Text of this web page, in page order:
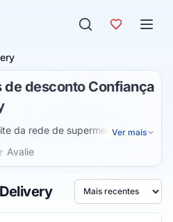
de desconto Confiança
da rede de supermercados
paulistas de Bauru, Marília,
para os clientes da rede.
Ver mais
Delivery, de 1 a 5 estrelas
estrelas
Avalie
Ordenar por